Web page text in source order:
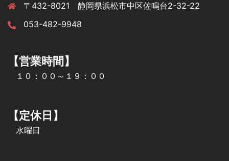
〒432-8021 静岡県浜松市中区佐鳴台2-32-22
053-482-9948
【営業時間】
１０：００～１９：００
【定休日】
水曜日